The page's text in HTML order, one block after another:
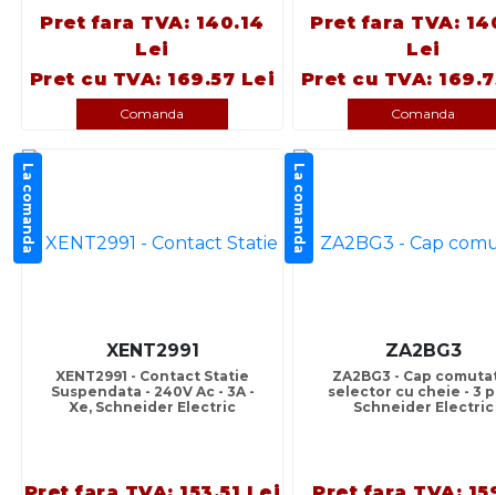
Pret fara TVA: 140.14
Lei
Pret cu TVA: 169.57 Lei
Comanda
Pret fara TVA:
Lei
Pret cu TVA:
Comanda
La comanda
XENT2991
XENT2991 - Contact Statie
Suspendata - 240V Ac - 3A -
Xe, Schneider Electric
La comanda
ZA2BG3
ZA2BG3 - Cap
selector cu cheie - 3
Schneider Electric